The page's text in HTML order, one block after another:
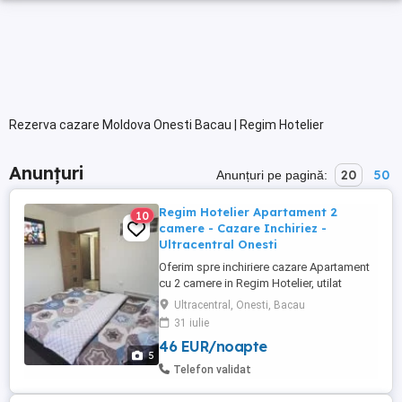
Rezerva cazare Moldova Onesti Bacau | Regim Hotelier
Anunțuri Anunțuri pe pagină: 20 50
5
10
Regim Hotelier Apartament 2
camere - Cazare Inchiriez -
Ultracentral Onesti
Oferim spre inchiriere cazare Apartament
cu 2 camere in Regim Hotelier, utilat
modern si complet mobilat, toate
echipamentele fiind in perfecta stare de
functionare. Locatia este situata intr-o
zona Ultracentrala si usor accesibila a
orasului Onesti, oferindu-va totodata un
Ultracentral, Onesti, Bacau
31 iulie
46 EUR/noapte
Telefon validat